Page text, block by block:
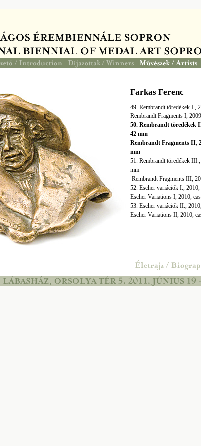
Farkas Ferenc
49. Rembrandt töredékek I.,
Rembrandt Fragments I,
50. Rembrandt töredékek
42 mm
Rembrandt Fragments II,
mm
51. Rembrandt töredékek
mm
Rembrandt Fragments III,
52. Escher variációk I.,
Escher Variations I, 2010,
53. Escher variációk II.,
Escher Variations II, 2010,